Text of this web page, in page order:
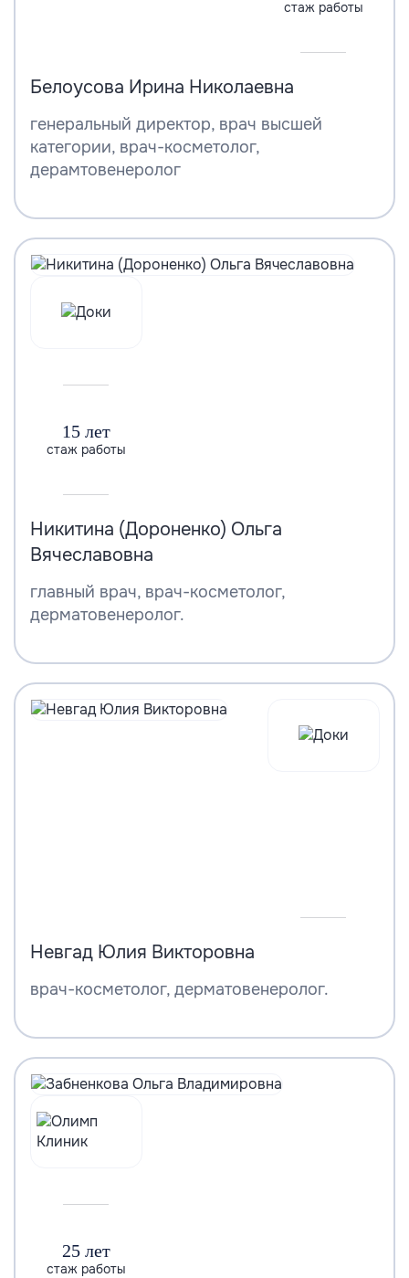
стаж работы
Белоусова Ирина Николаевна
генеральный директор, врач высшей
категории, врач-косметолог,
дерамтовенеролог
15 лет
стаж работы
Никитина (Дороненко) Ольга
Вячеславовна
главный врач, врач-косметолог,
дерматовенеролог.
Невгад Юлия Викторовна
врач-косметолог, дерматовенеролог.
25 лет
стаж работы